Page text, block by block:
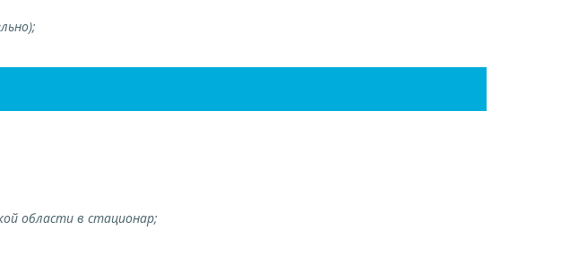
области в стационар;